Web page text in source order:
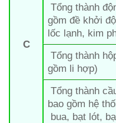
C
Tổng thành
gồm đề khởi
lốc lạnh, kim
Tổng thành
gồm li hợp)
Tổng thành
bao gồm hệ
bua, bạt lót,